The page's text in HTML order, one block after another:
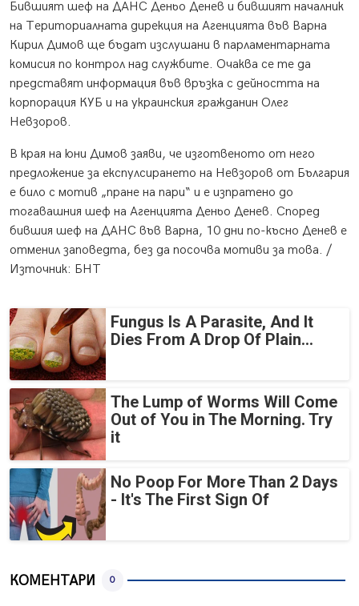
Бившият шеф на ДАНС Деньо Денев и бившият началник
на Териториалната дирекция на Агенцията във Варна
Кирил Димов ще бъдат изслушани в парламентарната
комисия по контрол над службите. Очаква се те да
представят информация във връзка с дейността на
корпорация КУБ и на украинския гражданин Олег
Невзоров.
В края на юни Димов заяви, че изготвеното от него
предложение за експулсирането на Невзоров от България
е било с мотив „пране на пари“ и е изпратено до
тогавашния шеф на Агенцията Деньо Денев. Според
бившия шеф на ДАНС във Варна, 10 дни по-късно Денев е
отменил заповедта, без да посочва мотиви за това. /
Източник: БНТ
Fungus Is A Parasite, And It
Dies From A Drop Of Plain...
The Lump of Worms Will Come
Out of You in The Morning. Try
it
No Poop For More Than 2 Days
- It's The First Sign Of
КОМЕНТАРИ 0